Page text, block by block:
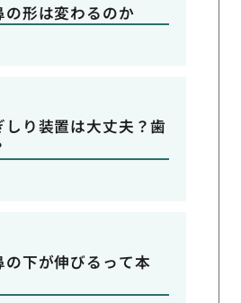
の形は変わるのか
り装置は大丈夫？歯
の下が伸びるって本